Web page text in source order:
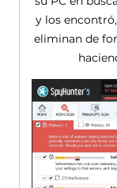
y los
eliminan de